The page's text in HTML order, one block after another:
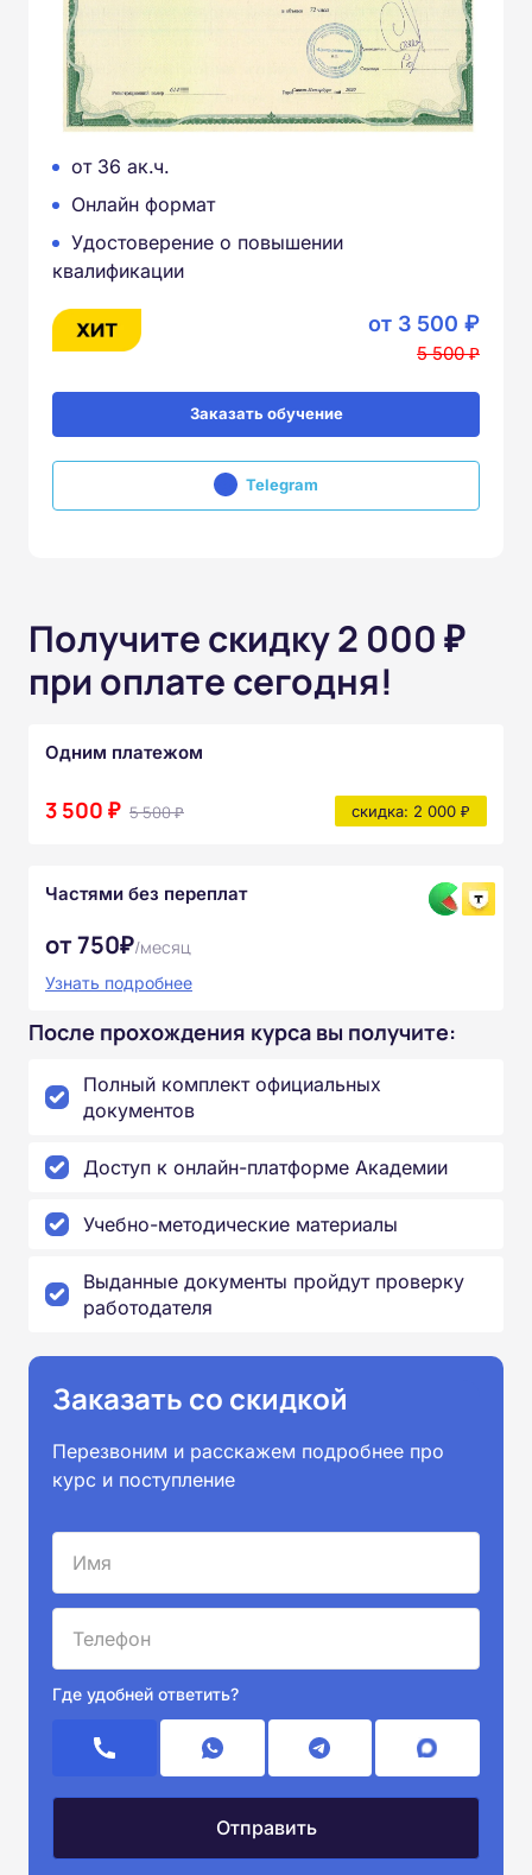
от 36 ак.ч.
Онлайн формат
Удостоверение о повышении
квалификации
от 3 500 ₽
5 500 ₽
Заказать обучение
Telegram
Получите скидку 2 000 ₽
при оплате сегодня!
Одним платежом
3 500 ₽ 5 500 ₽ скидка: 2 000 ₽
Частями без переплат
от 750₽/месяц
Узнать подробнее
После прохождения курса вы получите:
Полный комплект официальных
документов
Доступ к онлайн-платформе Академии
Учебно-методические материалы
Выданные документы пройдут проверку
работодателя
Заказать со скидкой
Перезвоним и расскажем подробнее про
курс и поступление
Где удобней ответить?